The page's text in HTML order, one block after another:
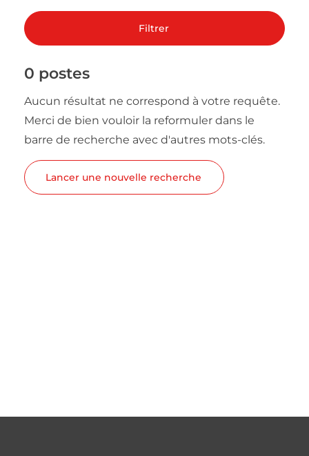
Filtrer
0 postes
Aucun résultat ne correspond à votre requête.
Merci de bien vouloir la reformuler dans le
barre de recherche avec d'autres mots-clés.
Lancer une nouvelle recherche